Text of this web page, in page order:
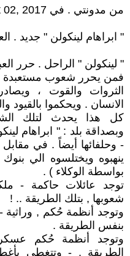
من مدونتي . في August 02, 2017
" ابراهام لينكولن " جديد .
" لينكولن " الراحل . حرر
فمن يحرر شعوب مستعبدة
الثروات والقوت ،
الانسان . ويحكموا بالقيود
كل هذا يحدث لتلك
وبصداقة بلد : " ابراهام
- وحلفائها أيضاً . في مقابل
ينهبوه ويختلسوه الي
بواسطة الوكلاء ) .
توجد عائلات حاكمة -
شعوبها , بتلك الطريقة .. !
وتوجد أنظمة حُكم , وراثية
بنفس الطريقة .
وتوجد أنظمة حُكم
الطريقة . - وتتغطي